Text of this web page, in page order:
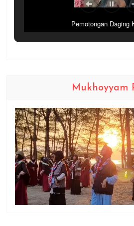
Pemotongan Daging
Mukhoyyam